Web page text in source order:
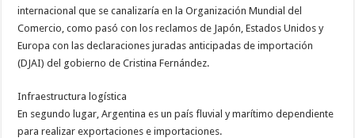
internacional que se canalizaría en la Organización Mundial del
Comercio, como pasó con los reclamos de Japón, Estados Unidos y
Europa con las declaraciones juradas anticipadas de importación
(DJAI) del gobierno de Cristina Fernández.
Infraestructura logística
En segundo lugar, Argentina es un país fluvial y marítimo dependiente
para realizar exportaciones e importaciones.